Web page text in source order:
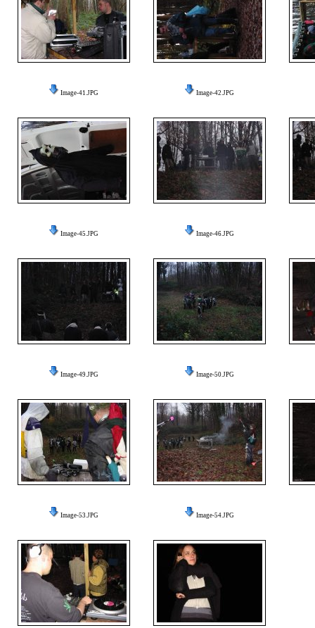
Image-41.JPG Image-42.JPG
Image-45.JPG Image-46.JPG
Image-49.JPG Image-50.JPG
Image-53.JPG Image-54.JPG